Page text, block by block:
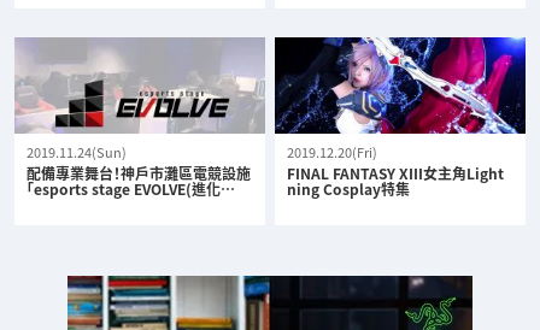
2019.11.24(Sun)
配備專業舞台！神戶市灘區電競設施
「esports stage EVOLVE(進化…
2019.12.20(Fri)
FINAL FANTASY XIII女主角Light
ning Cosplay特集